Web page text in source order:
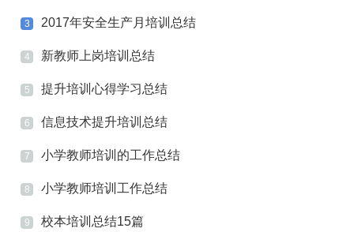
3 2017年安全生产月培训总结
4 新教师上岗培训总结
5 提升培训心得学习总结
6 信息技术提升培训总结
7 小学教师培训的工作总结
8 小学教师培训工作总结
9 校本培训总结15篇